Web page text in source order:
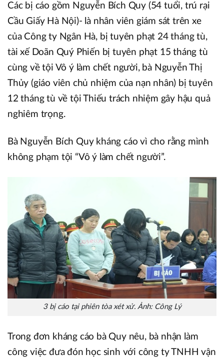
Các bị cáo gồm Nguyễn Bích Quy (54 tuổi, trú rại
Cầu Giấy Hà Nội)- là nhân viên giám sát trên xe
của Công ty Ngân Hà, bị tuyên phạt 24 tháng tù,
tài xế Doãn Quý Phiến bị tuyên phạt 15 tháng tù
cùng về tội Vô ý làm chết người, bà Nguyễn Thị
Thủy (giáo viên chủ nhiệm của nạn nhân) bị tuyên
12 tháng tù về tội Thiếu trách nhiệm gây hậu quả
nghiêm trọng.
Bà Nguyễn Bích Quy kháng cáo vì cho rằng mình
không phạm tội “Vô ý làm chết người”.
3 bị cáo tại phiên tòa xét xử. Ảnh: Công Lý
Trong đơn kháng cáo bà Quy nêu, bà nhận làm
công việc đưa đón học sinh với công ty TNHH vận